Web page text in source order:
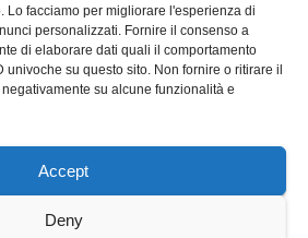
Lo facciamo per migliorare l'esperienza di
personalizzati. Fornire il consenso a
di elaborare dati quali il comportamento
su questo sito. Non fornire o ritirare il
su alcune funzionalità e
Accept
Deny
|Tema: Newspaperex di
Scienza studio specialistico bracciano